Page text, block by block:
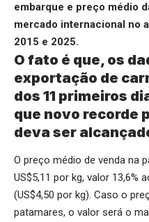
embarque e preço médio
mercado internacional no
2015 e 2025.
O fato é que, os
exportação de
dos 11 primeiros
que novo recorde
deva ser
O preço médio de venda na
US$5,11 por kg, valor 13,6%
(US$4,50 por kg). Caso o
patamares, o valor será o